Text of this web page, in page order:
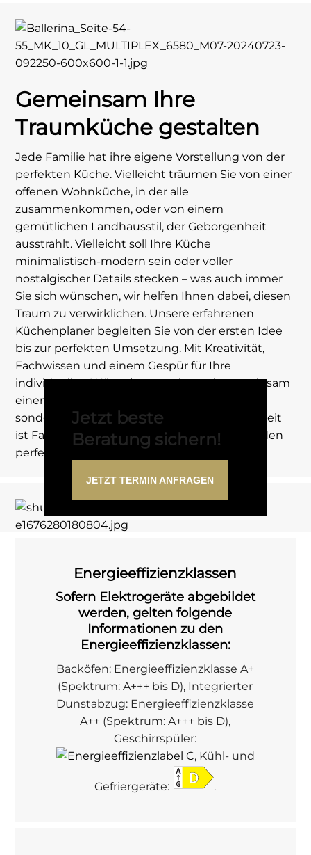
Gemeinsam Ihre
Traumküche gestalten
Jede Familie hat ihre eigene Vorstellung von der
perfekten Küche. Vielleicht träumen Sie von einer
offenen Wohnküche, in der alle
zusammenkommen, oder von einem
gemütlichen Landhausstil, der Geborgenheit
ausstrahlt. Vielleicht soll Ihre Küche
minimalistisch-modern sein oder voller
nostalgischer Details stecken – was auch immer
Sie sich wünschen, wir helfen Ihnen dabei, diesen
Traum zu verwirklichen. Unsere erfahrenen
Küchenplaner begleiten Sie von der ersten Idee
bis zur perfekten Umsetzung. Mit Kreativität,
Fachwissen und einem Gespür für Ihre
individuellen Wünsche gestalten wir gemeinsam
einen Raum, in dem Sie nicht nur kochen,
sondern das Leben genießen. Denn Küchenzeit
ist Familienzeit – lassen Sie uns gemeinsam den
perfekten Rahmen dafür schaffen.
Jetzt beste
Beratung sichern!
JETZT TERMIN ANFRAGEN
Energieeffizienzklassen
Sofern Elektrogeräte abgebildet
werden, gelten folgende
Informationen zu den
Energieeffizienzklassen:
Backöfen: Energieeffizienzklasse A+
(Spektrum: A+++ bis D), Integrierter
Dunstabzug: Energieeffizienzklasse
A++ (Spektrum: A+++ bis D),
Geschirrspüler:
, Kühl- und
Gefriergeräte: .